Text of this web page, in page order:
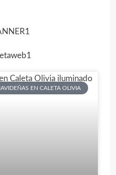
EN CALETA OLIVIA